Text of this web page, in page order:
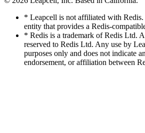
* Leapcell is not affiliated with Redis.
entity that provides a Redis-
* Redis is a trademark of Redis Ltd.
reserved to Redis Ltd. Any use by
purposes only and does not indicate
endorsement, or affiliation between